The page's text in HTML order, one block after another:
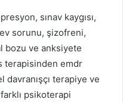
sınav kaygısı,
sorunu, şizofreni,
bozu ve anksiyete
terapisinden emdr
terapiye ve
psikoterapi